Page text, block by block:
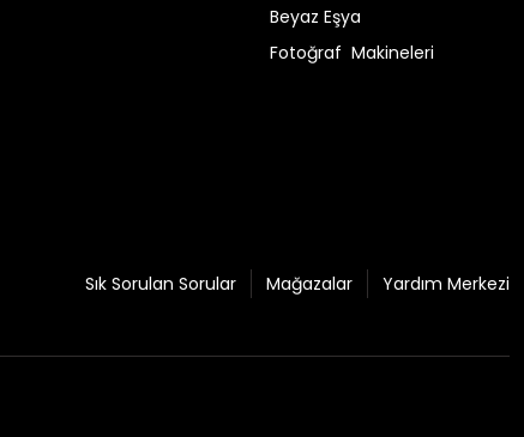
Beyaz Eşya
Fotoğraf Makineleri
Sık Sorulan Sorular Mağazalar Yardım Merkezi